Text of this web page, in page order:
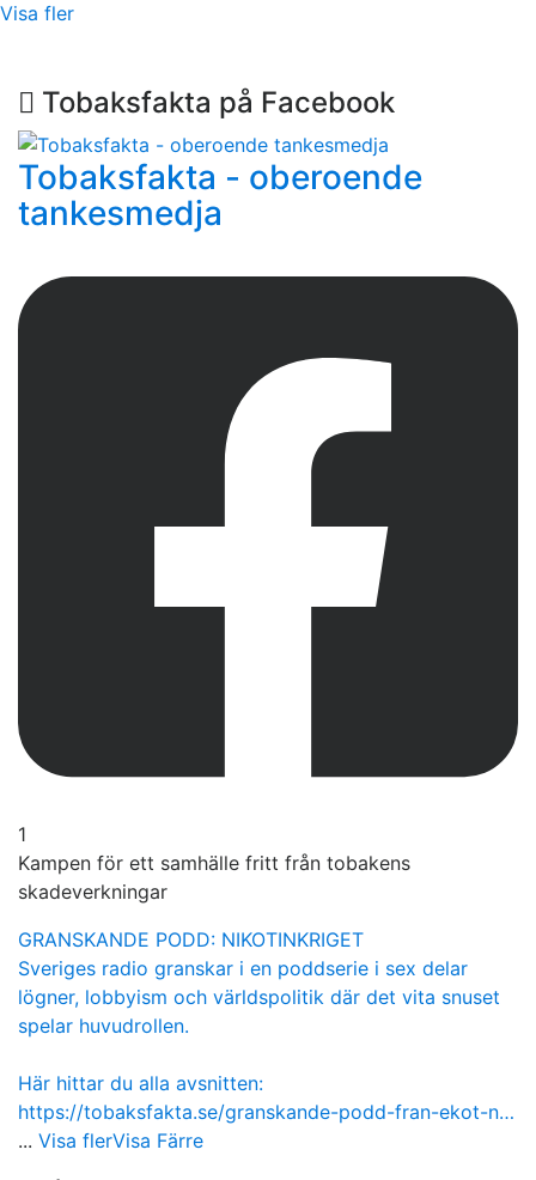
Visa fler
Tobaksfakta på Facebook
Tobaksfakta - oberoende
tankesmedja
1
Kampen för ett samhälle fritt från tobakens
skadeverkningar
GRANSKANDE PODD: NIKOTINKRIGET
Sveriges radio granskar i en poddserie i sex delar
lögner, lobbyism och världspolitik där det vita snuset
spelar huvudrollen.
Här hittar du alla avsnitten:
https://tobaksfakta.se/granskande-podd-fran-ekot-n…
... Visa flerVisa Färre